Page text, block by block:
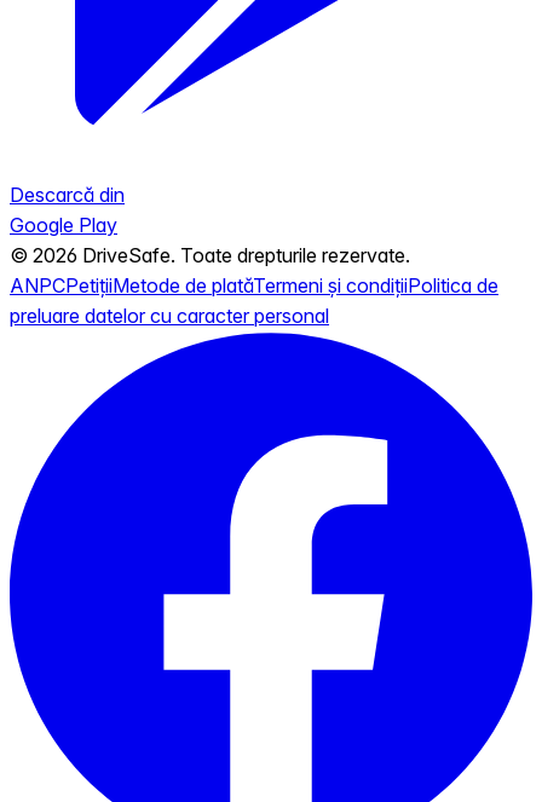
Descarcă din
Google Play
© 2026 DriveSafe. Toate drepturile rezervate.
ANPCPetițiiMetode de platăTermeni și condițiiPolitica de
preluare datelor cu caracter personal